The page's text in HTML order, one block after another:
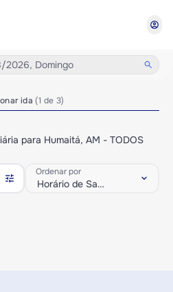
account_circle
Domingo search
ida(1 de 3)
para Humaitá, AM - TODOS
tune Ordenar por
Horário de Saída keyboard_arrow_down